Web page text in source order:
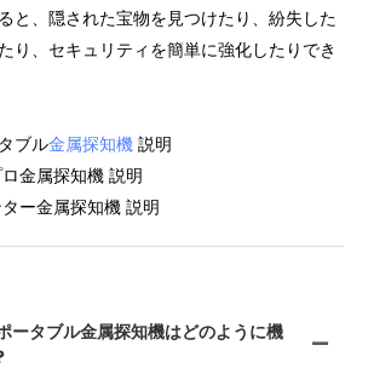
と、隠された宝物を見つけたり、紛失した
り、セキュリティを簡単に強化したりでき
ブル金属探知機 説明
金属探知機 説明
ー金属探知機 説明
ータブル金属探知機はどのように機